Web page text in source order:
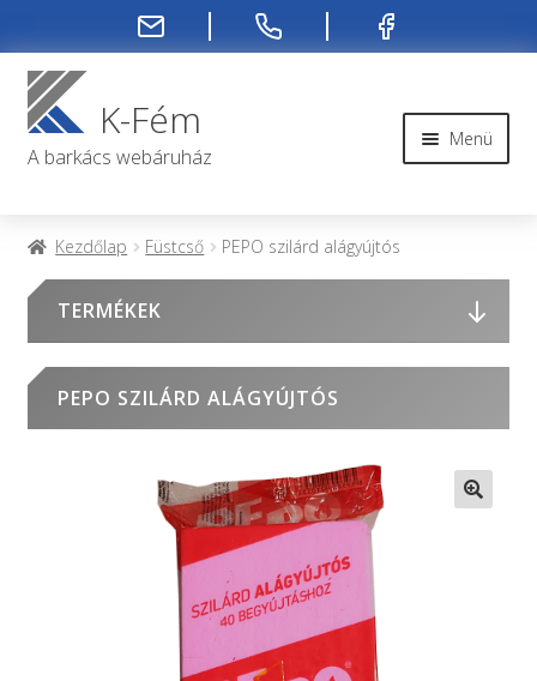
Ugrás
a
navigációhoz
Kilépés
a
tartalombaK-Fém
A barkács webáruház
Menü
Kapcsolat
Rendelés menete
Rólunk
Kezdőlap Füstcső PEPO szilárd alágyújtós
PEPO SZILÁRD ALÁGYÚJTÓS
TERMÉKEK